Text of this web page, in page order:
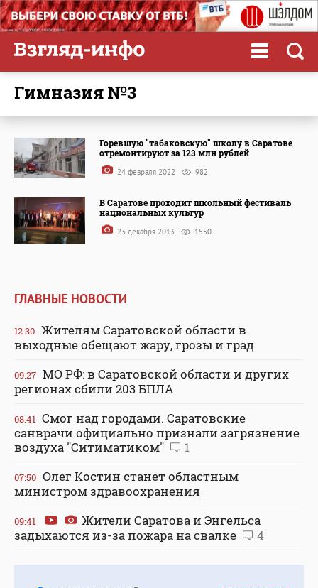
гимназия №3
Горевшую "табаковскую" школу в Саратове
отремонтируют за 123 млн рублей
24 февраля 2022 982
В Саратове проходит школьный фестиваль
национальных культур
23 декабря 2013 1550
ГЛАВНЫЕ НОВОСТИ
12:30 Жителям Саратовской области в
выходные обещают жару, грозы и град
09:27 МО РФ: в Саратовской области и других
регионах сбили 203 БПЛА
08:41 Смог над городами. Саратовские
санврачи официально признали загрязнение
воздуха "Ситиматиком"
1
07:50 Олег Костин станет областным
министром здравоохранения
09:41
Жители Саратова и Энгельса
задыхаются из-за пожара на свалке
4